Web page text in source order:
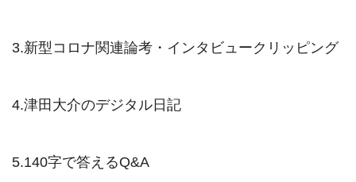
3.新型コロナ関連論考・インタビュークリッピング
4.津田大介のデジタル日記
5.140字で答えるQ&A